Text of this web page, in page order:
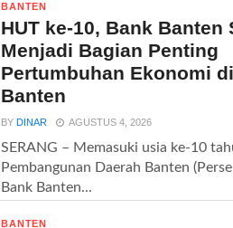
BANTEN
HUT ke-10, Bank Banten
Menjadi Bagian Penting
Pertumbuhan Ekonomi
Banten
BYDINAR AGUSTUS 4, 2026
SERANG – Memasuki usia ke-10
Pembangunan Daerah Banten
Bank Banten...
BANTEN